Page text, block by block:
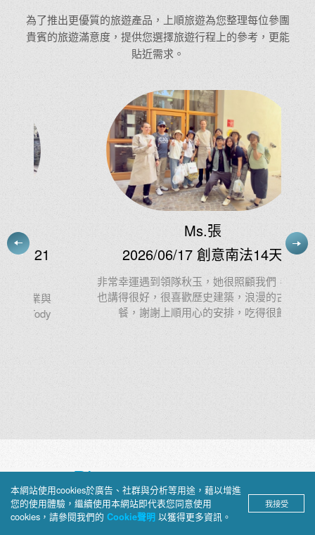
為了推出更優質的旅遊產品，上順旅遊為您整理每位參團
貴賓的旅遊滿意度，提供您選擇旅遊行程上的參考，更能
貼近需求。
2026/06/17 創意南法14天
非常幸運遇到領隊秋玉，她很照顧我們，歷史
也講得很好，很喜歡歷史建築，浪漫的古堡晚
餐，謝謝上順用心的安排，吃得很飽
Blog
上順部落格
本網站使用cookies於廣告、社群與分析等用途，藉以增進
您的使用體驗，繼續使用本網站即代表您同意使用
cookies，請參閱我們的 Cookie聲明 以獲得更多資訊。
我接受